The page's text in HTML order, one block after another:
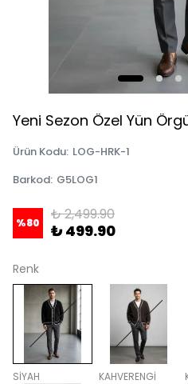
Yeni Sezon Özel Yün
Ürün Kodu: LOG-HRK-1
Barkod: G5LOG1
%80 ₺ 2,499.90
₺ 499.90
Renk
SİYAH KAHVERENGİ